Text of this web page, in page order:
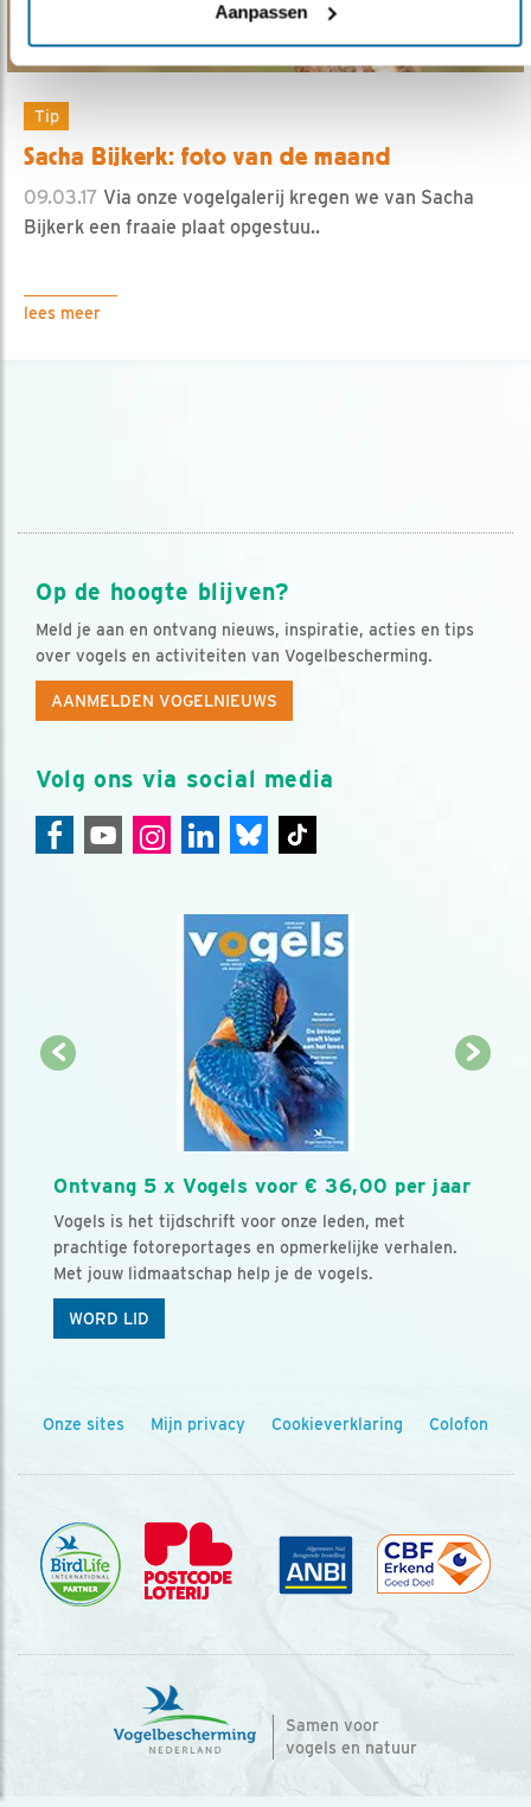
Aanpassen
Tip
Sacha Bijkerk: foto van de maand
09.03.17 Via onze vogelgalerij kregen we van Sacha
Bijkerk een fraaie plaat opgestuu..
lees meer
Op de hoogte blijven?
Meld je aan en ontvang nieuws, inspiratie, acties en tips
over vogels en activiteiten van Vogelbescherming.
AANMELDEN VOGELNIEUWS
Volg ons via social media
Ontvang 5 x Vogels voor € 36,00 per jaar
Vogels is het tijdschrift voor onze leden, met
prachtige fotoreportages en opmerkelijke verhalen.
Met jouw lidmaatschap help je de vogels.
WORD LID
Onze sites Mijn privacy Cookieverklaring Colofon
Samen voor
vogels en natuur